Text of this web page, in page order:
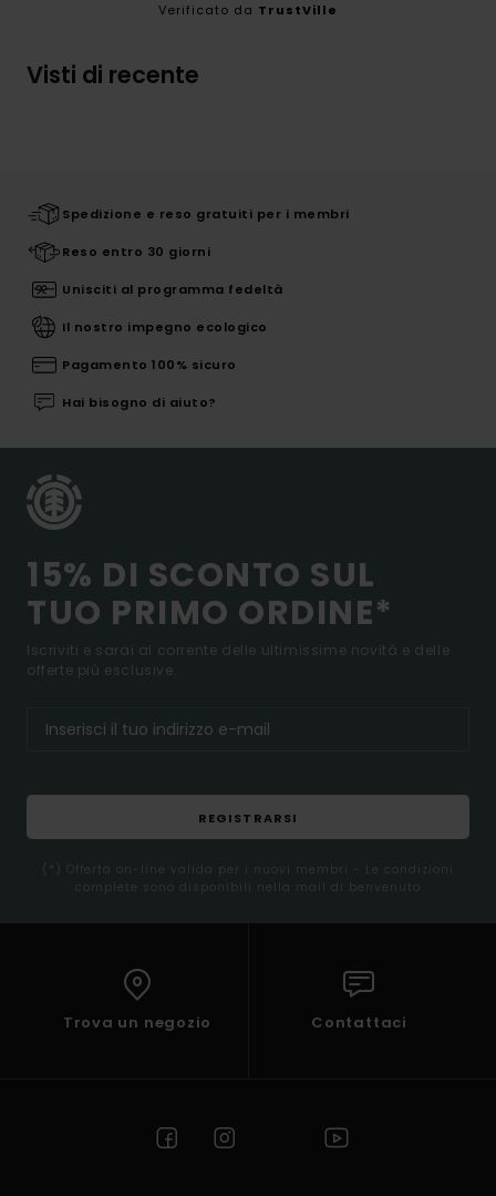
Verificato da TrustVille
Visti di recente
Spedizione e reso gratuiti per i membri
Reso entro 30 giorni
Unisciti al programma fedeltà
Il nostro impegno ecologico
Pagamento 100% sicuro
Hai bisogno di aiuto?
15% DI SCONTO SUL
TUO PRIMO ORDINE*
Iscriviti e sarai al corrente delle ultimissime novità e delle
offerte più esclusive.
REGISTRARSI
(*) Offerta on-line valida per i nuovi membri - Le condizioni
complete sono disponibili nella mail di benvenuto
Trova un negozio Contattaci